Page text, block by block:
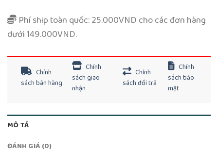
Phí ship toàn quốc: 25.000VND cho các đơn hàng
dưới 149.000VND.
Chính
sách bán hàng
Chính
sách giao
nhận
Chính
sách đổi trả
Chính
sách bảo
mật
MÔ TẢ
ĐÁNH GIÁ (0)